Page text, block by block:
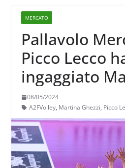
MERCATO
Pallavolo
Picco Lecco
ingaggiato
Ghezzi
08/05/2024
A2FVolley, Martina Ghezzi, Picco